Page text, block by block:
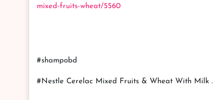
mixed-fruits-wheat/5560
#shampobd
#Nestle Cerelac Mixed Fruits & Wheat With Milk .